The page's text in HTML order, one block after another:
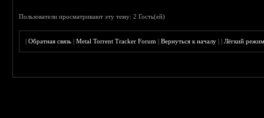
Пользователи просматривают эту тему: 2 Гость(ей)
|Обратная связь |Metal Torrent Tracker Forum |Вернуться к началу ||Лёгкий